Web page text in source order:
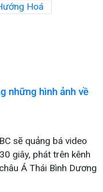
Hoá
những hình ảnh về
sẽ quảng bá video
giây, phát trên kênh
Á Thái Bình Dương